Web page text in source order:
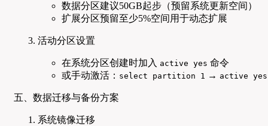
数据分区建议50GB起步（预留系统更新空间）
扩展分区预留至少5%空间用于动态扩展
活动分区设置
在系统分区创建时加入 active yes 命令
或手动激活： select partition 1 → active yes
五、数据迁移与备份方案
系统镜像迁移